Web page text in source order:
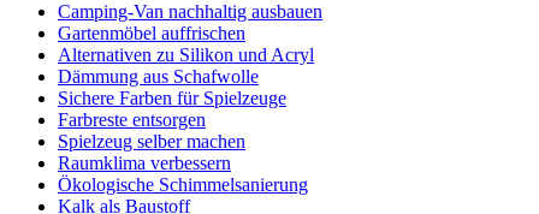
Camping-Van nachhaltig ausbauen
Gartenmöbel auffrischen
Alternativen zu Silikon und Acryl
Dämmung aus Schafwolle
Sichere Farben für Spielzeuge
Farbreste entsorgen
Spielzeug selber machen
Raumklima verbessern
Ökologische Schimmelsanierung
Kalk als Baustoff